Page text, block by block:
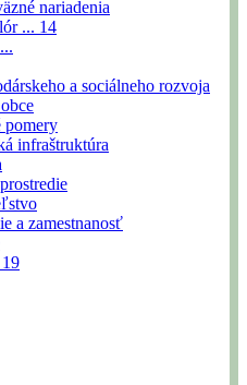
nariadenia
... 14
a sociálneho rozvoja
pomery
infraštruktúra
a zamestnanosť
19